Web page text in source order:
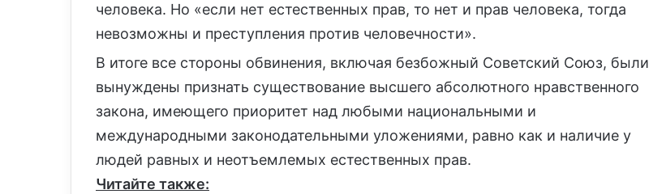
человека. Но «если нет естественных прав, то нет и прав человека, тогда
невозможны и преступления против человечности».
В итоге все стороны обвинения, включая безбожный Советский Союз, были
вынуждены признать существование высшего абсолютного нравственного
закона, имеющего приоритет над любыми национальными и
международными законодательными уложениями, равно как и наличие у
людей равных и неотъемлемых естественных прав.
Читайте также: